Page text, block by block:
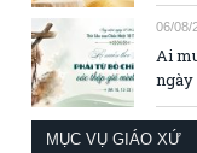
06/08/
Ai
ngày
MỤC VỤ GIÁO XỨ